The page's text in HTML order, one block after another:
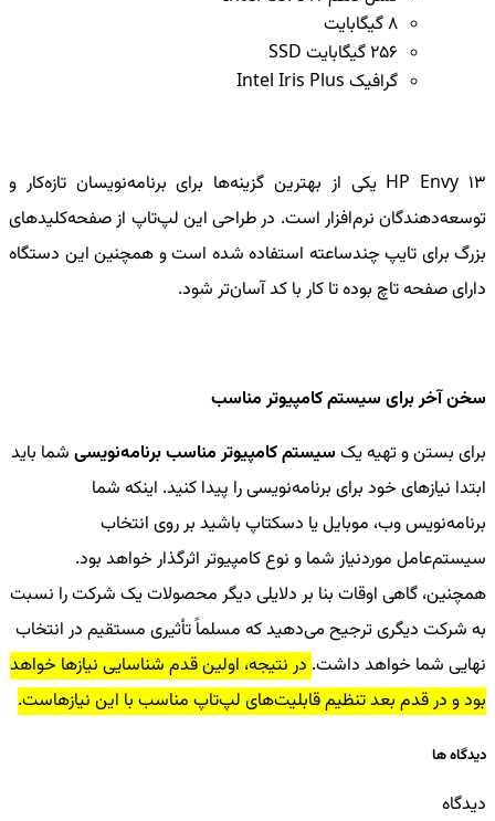
8 گیگابایت
256 گیگابایت
SSD
گرافیک Intel Iris Plus
HP Envy 13 یکی از بهترین گزینه‌ها برای برنامه‌نویسان تازه‌کار و
توسعه‌دهندگان نرم‌افزار است. در طراحی این لپ‌تاپ از صفحه‌کلیدهای
بزرگ برای تایپ چندساعته استفاده شده است و همچنین این دستگاه
دارای صفحه تاچ بوده تا کار با کد آسان‌تر شود.
سخن آخر برای سیستم کامپیوتر مناسب
برای بستن و تهیه یک سیستم کامپیوتر مناسب برنامه‌نویسی شما باید
ابتدا نیازهای خود برای برنامه‌نویسی را پیدا کنید. اینکه شما
برنامه‌نویس وب، موبایل یا دسکتاپ باشید بر روی انتخاب
سیستم‌عامل موردنیاز شما و نوع کامپیوتر اثرگذار خواهد بود.
همچنین، گاهی اوقات بنا بر دلایلی دیگر محصولات یک شرکت را نسبت
به شرکت دیگری ترجیح می‌دهید که مسلماً تأثیری مستقیم در انتخاب
نهایی شما خواهد داشت. در نتیجه، اولین قدم شناسایی نیازها خواهد
بود و در قدم بعد تنظیم قابلیت‌های لپ‌تاپ مناسب با این نیازهاست.
دیدگاه ها
دیدگاه